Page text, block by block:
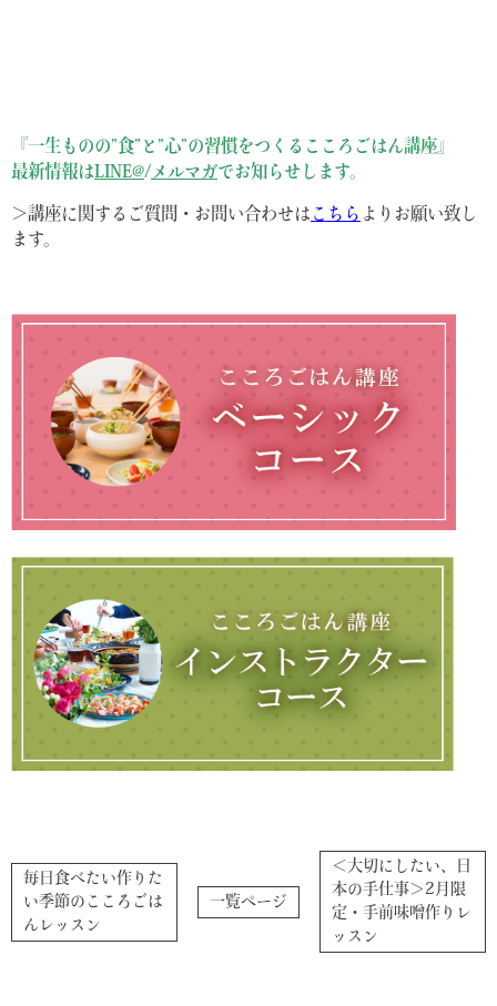
『一生ものの”食”と”心”の習慣をつくるこころごはん講座』
最新情報はLINE@/メルマガでお知らせします。
＞講座に関するご質問・お問い合わせは こちら よりお願い致し
ます。
毎日食べたい作りた
い季節のこころごは
んレッスン
一覧ページ
＜大切にしたい、日
本の手仕事＞2月限
定・手前味噌作りレ
ッスン